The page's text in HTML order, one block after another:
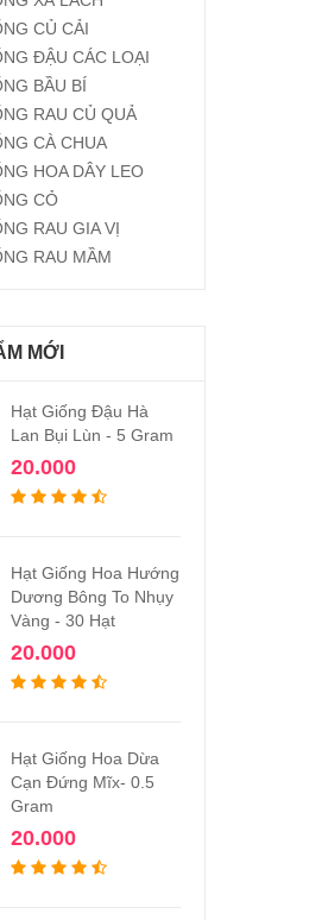
CỦ CẢI
ĐẬU CÁC LOẠI
BẦU BÍ
RAU CỦ QUẢ
CÀ CHUA
HOA DÂY LEO
CỎ
RAU GIA VỊ
RAU MẦM
MỚI
Hạt Giống Đậu Hà
Lan Bụi Lùn - 5 Gram
20.000
Hạt Giống Hoa Hướng
Dương Bông To Nhụy
Vàng - 30 Hạt
20.000
Hạt Giống Hoa Dừa
Cạn Đứng Mĩx- 0.5
Gram
20.000